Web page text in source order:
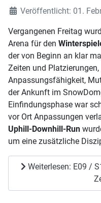
Veröffentlicht: 01.
Vergangenen Freitag
Arena für den
der von Beginn an klar
Zeiten und
Anpassungsfähigkeit,
der Ankunft im
Einfindungsphase war
vor Ort Anpassungen
Uphill-Downhill-Run
um eine zusätzliche
Weiterlesen: E09 /